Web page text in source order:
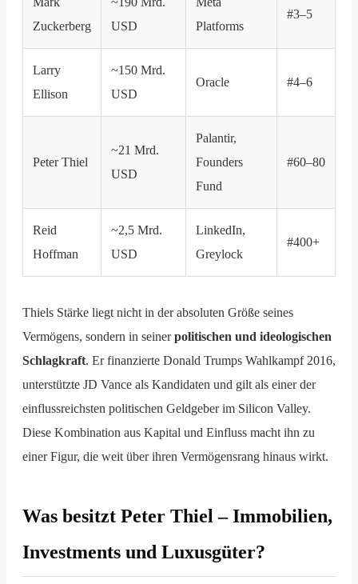
Zuckerberg
USD
Platforms
#3–5
Larry
Ellison
~150 Mrd.
USD
Oracle #4–6
Peter Thiel
~21 Mrd.
USD
Palantir,
Founders
Fund
#60–80
Reid
Hoffman
~2,5 Mrd.
USD
LinkedIn,
Greylock
#400+
Thiels Stärke liegt nicht in der absoluten Größe seines
Vermögens, sondern in seinerpolitischen und ideologischen
Schlagkraft. Er finanzierte Donald Trumps Wahlkampf 2016,
unterstützte JD Vance als Kandidaten und gilt als einer der
einflussreichsten politischen Geldgeber im Silicon Valley.
Diese Kombination aus Kapital und Einfluss macht ihn zu
einer Figur, die weit über ihren Vermögensrang hinaus wirkt.
Was besitzt Peter Thiel – Immobilien,
Investments und Luxusgüter?